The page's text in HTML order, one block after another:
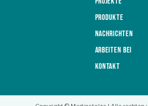
Produkte
Nachrichten
Arbeiten bei
Kontakt